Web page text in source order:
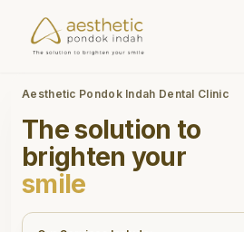
Aesthetic Pondok Indah Dental Clinic
The solution to
brighten your
smile